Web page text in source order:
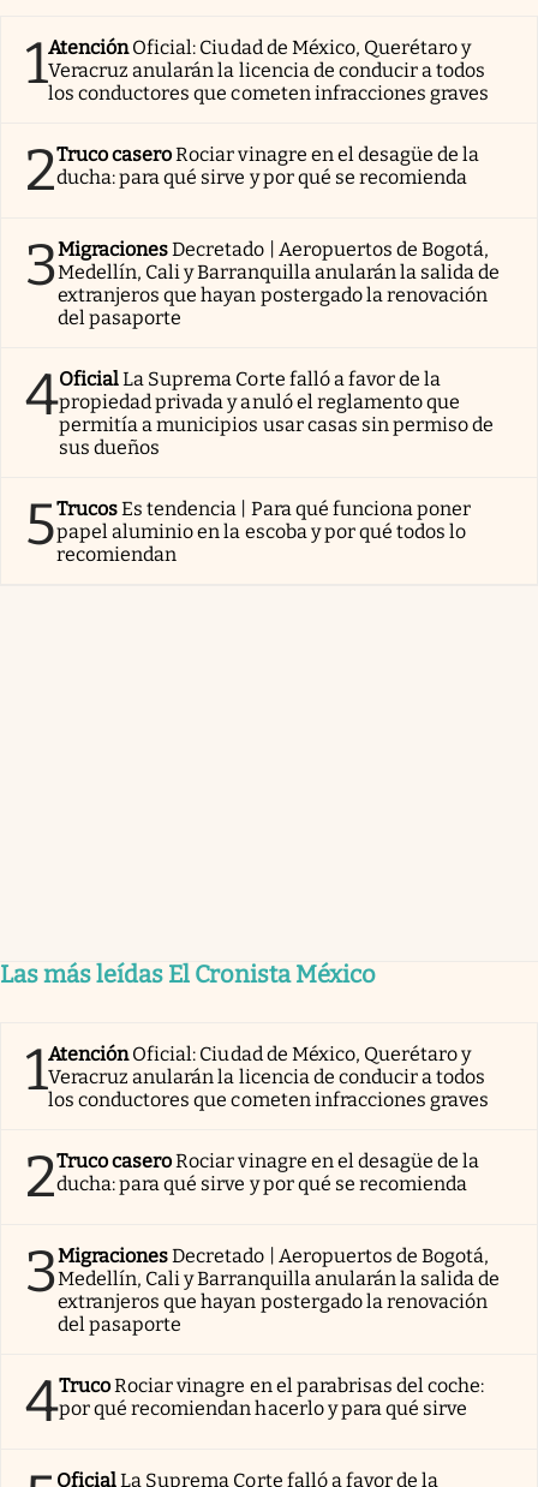
1AtenciónOficial: Ciudad de México, Querétaro y
Veracruz anularán la licencia de conducir a todos
los conductores que cometen infracciones graves
2Truco caseroRociar vinagre en el desagüe de la
ducha: para qué sirve y por qué se recomienda
3MigracionesDecretado | Aeropuertos de Bogotá,
Medellín, Cali y Barranquilla anularán la salida de
extranjeros que hayan postergado la renovación
del pasaporte
4OficialLa Suprema Corte falló a favor de la
propiedad privada y anuló el reglamento que
permitía a municipios usar casas sin permiso de
sus dueños
5TrucosEs tendencia | Para qué funciona poner
papel aluminio en la escoba y por qué todos lo
recomiendan
Las más leídas El Cronista México
1AtenciónOficial: Ciudad de México, Querétaro y
Veracruz anularán la licencia de conducir a todos
los conductores que cometen infracciones graves
2Truco caseroRociar vinagre en el desagüe de la
ducha: para qué sirve y por qué se recomienda
3MigracionesDecretado | Aeropuertos de Bogotá,
Medellín, Cali y Barranquilla anularán la salida de
extranjeros que hayan postergado la renovación
del pasaporte
4TrucoRociar vinagre en el parabrisas del coche:
por qué recomiendan hacerlo y para qué sirve
OficialLa Suprema Corte falló a favor de la